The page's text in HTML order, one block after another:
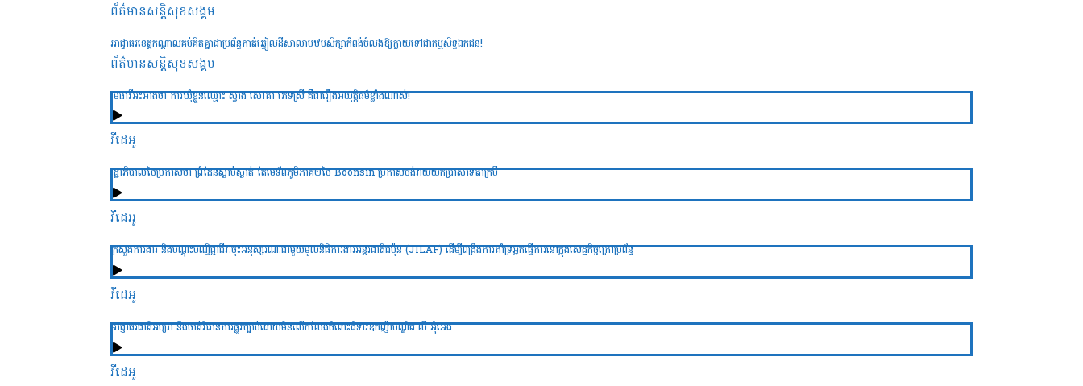
ព័ត៌មានសន្តិសុខ​សង្គម
អាជ្ញាធរខេត្តកណ្តាលគប់គិតគ្នាជាប្រព័ន្ធកាត់ឆ្វៀលដីសាលាបឋមសិក្សាកំពង់ចំលងឱ្យក្លាយទៅជាកម្មសិទ្ធឯកជន!
ព័ត៌មានសន្តិសុខ​សង្គម
មេធាវីអះអាងថា ការឃុំខ្លួនឈ្មោះ ស្វាង សៅគា ភេទស្រី គឺជារឿងអយុត្តិធម៌ខ្លាំងណាស់!
វីដេអូ
រដ្ឋាភិបាលថៃប្រកាសថា ព្រំដែនស្ងាប់ស្ងាត់ តែមេទ័ពភូមិភាគ២ថៃ Boonsin ប្រកាសចង់វាយយកប្រាសាទតាក្របី
វីដេអូ
ក្រសួងការងារ និងបណ្ដុះបណ្វិជ្ជាជីវៈចុះអនុស្សរណៈជាមួយមូលនិធិការងារអន្ដរជាតិជប៉ុន (JILAF) ដើម្បីពង្រឹងការគាំទ្រអ្នកធ្វើការនៅក្នុងសេដ្ឋកិច្ចក្រៅប្រព័ន្ធ
វីដេអូ
អាជ្ញាធរជាតិអប្សរា នឹងចាត់វិធានការផ្លូវច្បាប់ដោយមិនលើកលែងចំពោះជំទាវឧកញ៉ាបណ្ឌិត លី អ៊ុំអេង
វីដេអូ